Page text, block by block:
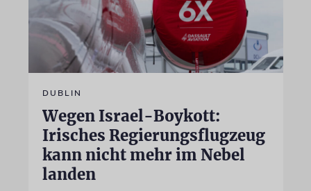
DUBLIN
Wegen Israel-Boykott:
Irisches Regierungsflugzeug
kann nicht mehr im Nebel
landen